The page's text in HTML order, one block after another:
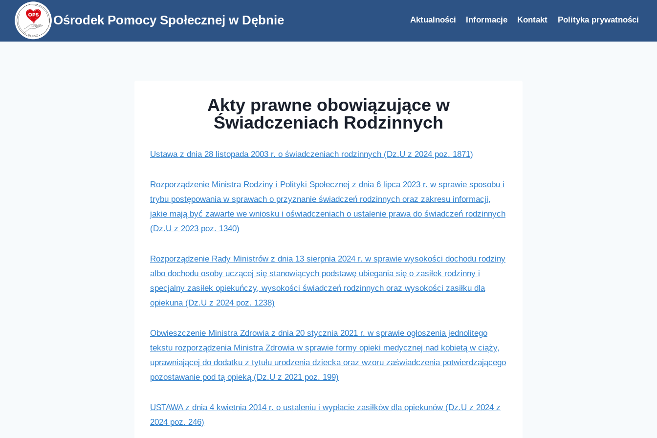
Przejdź
treści
Ośrodek Pomocy Społecznej w Dębnie Aktualności Informacje Kontakt Polityka prywatności
Akty prawne obowiązujące w
Świadczeniach Rodzinnych
Ustawa z dnia 28 listopada 2003 r. o świadczeniach rodzinnych (Dz.U z 2024 poz. 1871)
Rozporządzenie Ministra Rodziny i Polityki Społecznej z dnia 6 lipca 2023 r. w sprawie sposobu i
trybu postępowania w sprawach o przyznanie świadczeń rodzinnych oraz zakresu informacji,
jakie mają być zawarte we wniosku i oświadczeniach o ustalenie prawa do świadczeń rodzinnych
(Dz.U z 2023 poz. 1340)
Rozporządzenie Rady Ministrów z dnia 13 sierpnia 2024 r. w sprawie wysokości dochodu rodziny
albo dochodu osoby uczącej się stanowiących podstawę ubiegania się o zasiłek rodzinny i
specjalny zasiłek opiekuńczy, wysokości świadczeń rodzinnych oraz wysokości zasiłku dla
opiekuna (Dz.U z 2024 poz. 1238)
Obwieszczenie Ministra Zdrowia z dnia 20 stycznia 2021 r. w sprawie ogłoszenia jednolitego
tekstu rozporządzenia Ministra Zdrowia w sprawie formy opieki medycznej nad kobietą w ciąży,
uprawniającej do dodatku z tytułu urodzenia dziecka oraz wzoru zaświadczenia potwierdzającego
pozostawanie pod tą opieką (Dz.U z 2021 poz. 199)
USTAWA z dnia 4 kwietnia 2014 r. o ustaleniu i wypłacie zasiłków dla opiekunów (Dz.U z 2024 z
2024 poz. 246)